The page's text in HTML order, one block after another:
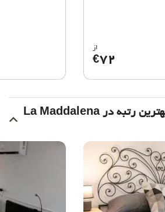
از
€72
آپارتمان‌های دارای بهترین رتبه در La Maddalena